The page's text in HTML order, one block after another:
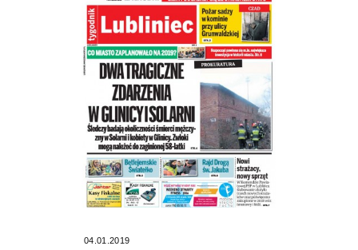
04.01.2019